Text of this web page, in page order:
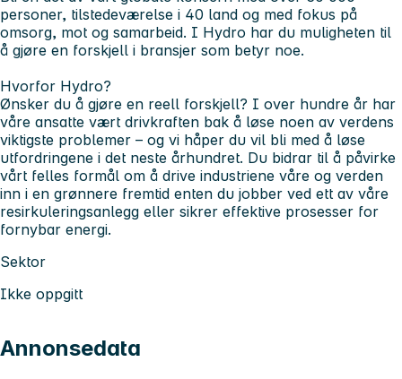
personer, tilstedeværelse i 40 land og med fokus på
omsorg, mot og samarbeid. I Hydro har du muligheten til
å gjøre en forskjell i bransjer som betyr noe.
Hvorfor Hydro?
Ønsker du å gjøre en reell forskjell? I over hundre år har
våre ansatte vært drivkraften bak å løse noen av verdens
viktigste problemer – og vi håper du vil bli med å løse
utfordringene i det neste århundret. Du bidrar til å påvirke
vårt felles formål om å drive industriene våre og verden
inn i en grønnere fremtid enten du jobber ved ett av våre
resirkuleringsanlegg eller sikrer effektive prosesser for
fornybar energi.
Sektor
Ikke oppgitt
Annonsedata